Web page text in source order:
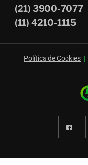
(21) 3900-7077
(11) 4210-1115
Política de Cookies |